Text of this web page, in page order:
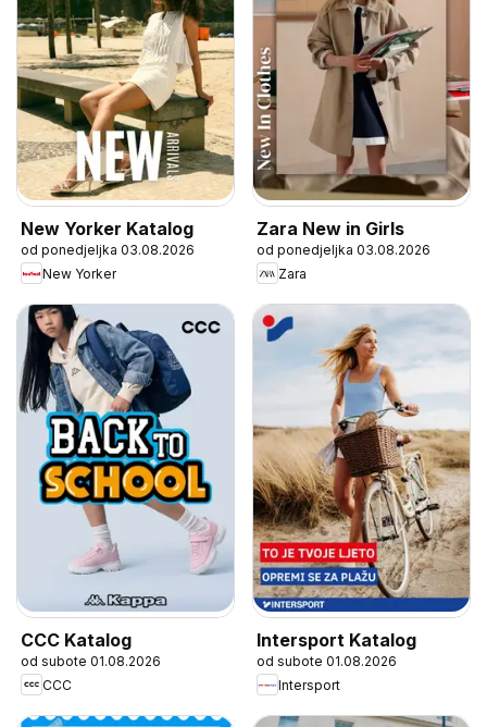
New Yorker Katalog
od ponedjeljka 03.08.2026
New Yorker
Zara New in Girls
od ponedjeljka 03.08.2026
Zara
CCC Katalog
od subote 01.08.2026
CCC
Intersport Katalog
od subote 01.08.2026
Intersport